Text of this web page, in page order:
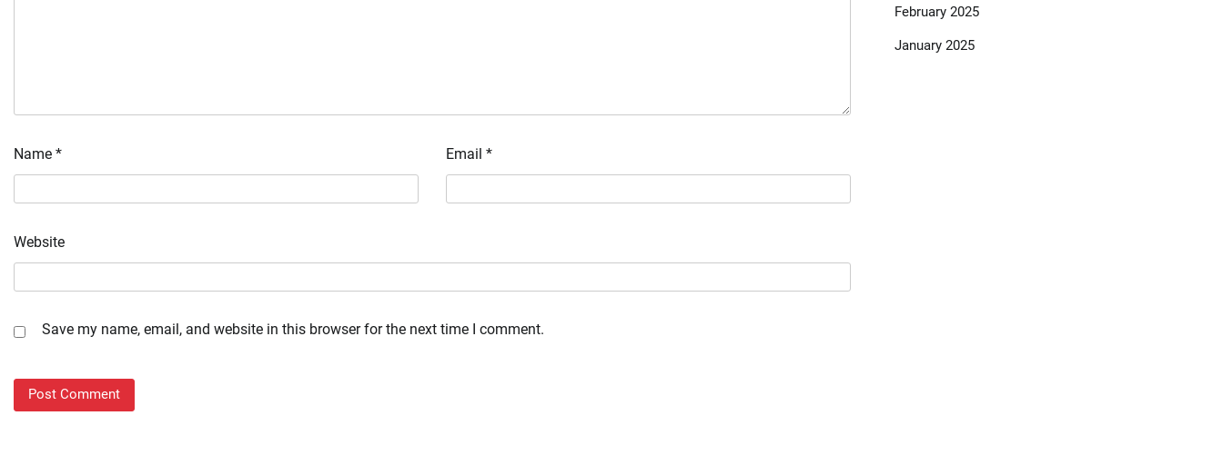
Name * Email *
Website
Save my name, email, and website in this browser for the next time I comment.
February 2025
January 2025